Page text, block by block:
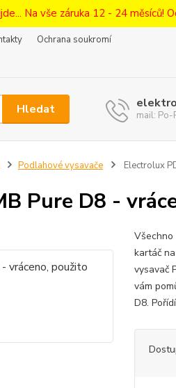
Na vše záruka 12 - 24 měsíců!
Ochrana soukromí
Hledat mail: Po-
Podlahové vysavače Electrolux
Pure D8 -
kartáč
vysavač
vám
D8.